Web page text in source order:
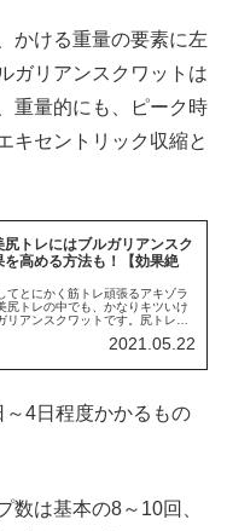
かける重量の要素に左
ガリアンスクワットは
重量的にも、ピーク時
キセントリック収縮と
尻トレにはブルガリアンスク
を高める方法も！【効果絶
てとにかく筋トレ頑張るアキゾラ
尻トレの中でも、かなりキツいけ
リアンスクワットです。尻トレは
違いなくブル...
2021.05.22
4日程度かかるもの
数は基本の8～10回、